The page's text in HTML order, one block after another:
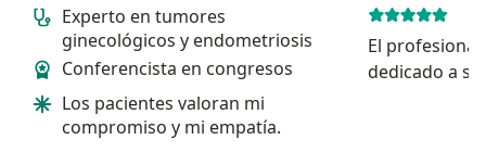
Experto en tumores
ginecológicos y endometriosis
Conferencista en congresos
Los pacientes valoran mi
compromiso y mi empatía.
El
dedicado a